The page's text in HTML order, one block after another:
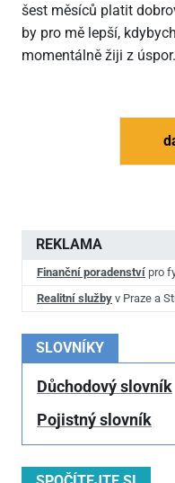
šest měsíců platit
by pro mě lepší,
momentálně žiji z úspor.
REKLAMA
Finanční poradenství pro
Realitní služby v Praze a
SLOVNÍKY
Důchodový slovník
Pojistný slovník